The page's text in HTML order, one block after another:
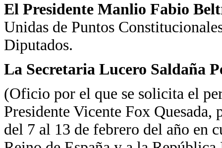
El Presidente Manlio Fabio
Unidas de Puntos
Diputados.
La Secretaria Lucero Saldaña
(Oficio por el que se solicita el
Presidente Vicente Fox
del 7 al 13 de febrero del año en